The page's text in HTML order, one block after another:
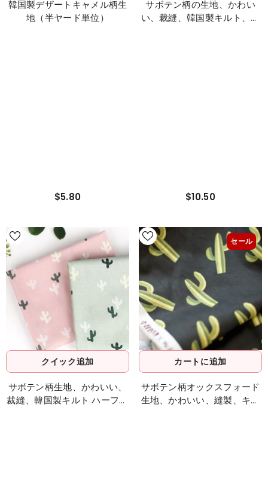
韓国製デザートキャメル柄生
地（半ヤード単位）
$5.80
サボテン柄の生地、かわい
い、裁縫、韓国製キルト、ヤ
$10.50
クイック追加
サボテン柄生地、かわいい、
裁縫、韓国製キルト ハーフヤ
セール
カートに追加
サボテン柄オックスフォード
生地、かわいい、縫製、キル